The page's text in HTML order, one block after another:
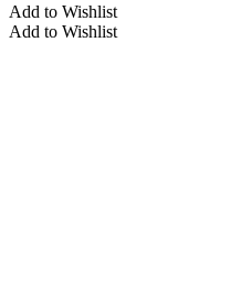
Add to Wishlist
Add to Wishlist